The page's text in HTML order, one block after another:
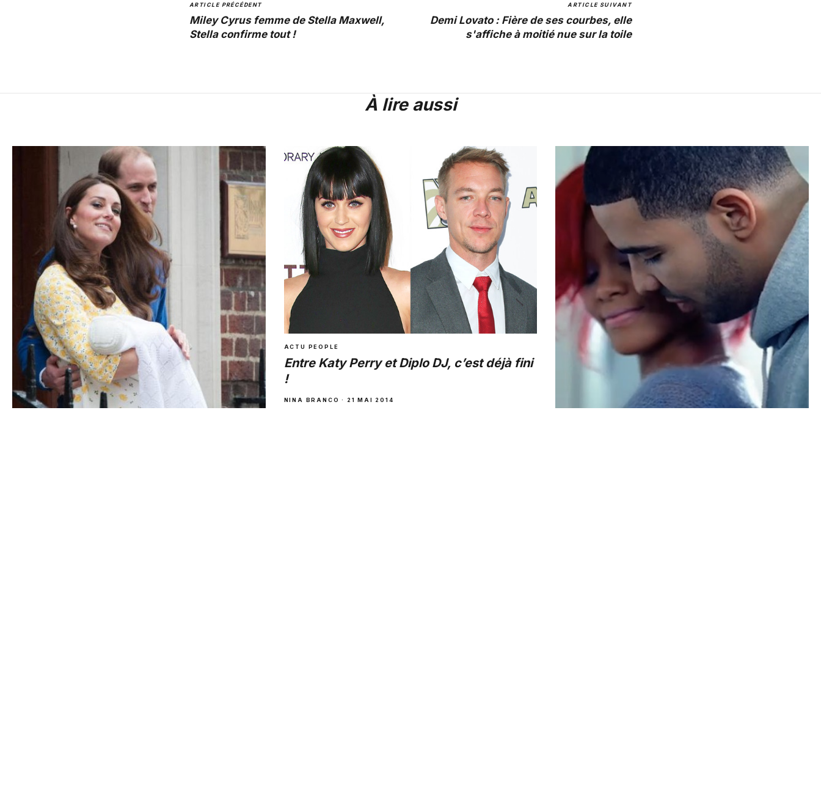
ARTICLE PRÉCÉDENT
Miley Cyrus femme de Stella Maxwell,
Stella confirme tout !
ARTICLE SUIVANT
Demi Lovato : Fière de ses courbes, elle
s'affiche à moitié nue sur la toile
À lire aussi
ACTU PEOPLE
Entre Katy Perry et Diplo DJ, c’est déjà fini
!
NINA BRANCO · 21 MAI 2014